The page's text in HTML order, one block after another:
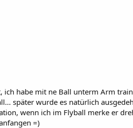
ich habe mit ne Ball unterm Arm
später wurde es natürlich
wenn ich im Flyball merke er
=)